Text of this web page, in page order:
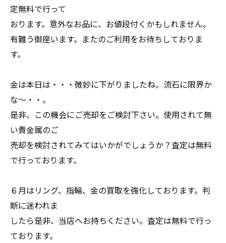
定無料で行って
おります。意外なお品に、お値段付くかもしれません。
有難う御座います。またのご利用をお待ちしておりま
す。
金は本日は・・・微妙に下がりましたね。流石に限界か
な～・・。
是非、この機会にご売却をご検討下さい。使用されて無
い貴金属のご
売却を検討されてみてはいかがでしょうか？査定は無料
で行っております。
６月はリング、指輪、金の買取を強化しております。判
断に迷われま
したら是非、当店へお持ちください。査定は無料で行っ
ております。